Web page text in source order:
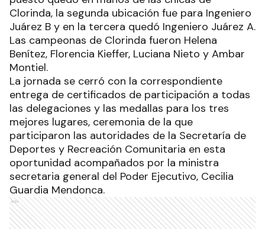
Clorinda, la segunda ubicación fue para Ingeniero
Juárez B y en la tercera quedó Ingeniero Juárez A.
Las campeonas de Clorinda fueron Helena
Benítez, Florencia Kieffer, Luciana Nieto y Ambar
Montiel.
La jornada se cerró con la correspondiente
entrega de certificados de participación a todas
las delegaciones y las medallas para los tres
mejores lugares, ceremonia de la que
participaron las autoridades de la Secretaría de
Deportes y Recreación Comunitaria en esta
oportunidad acompañados por la ministra
secretaria general del Poder Ejecutivo, Cecilia
Guardia Mendonca.
Ads